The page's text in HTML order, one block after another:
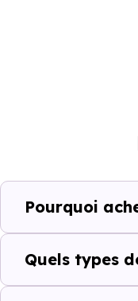
Pourquoi
Quels types